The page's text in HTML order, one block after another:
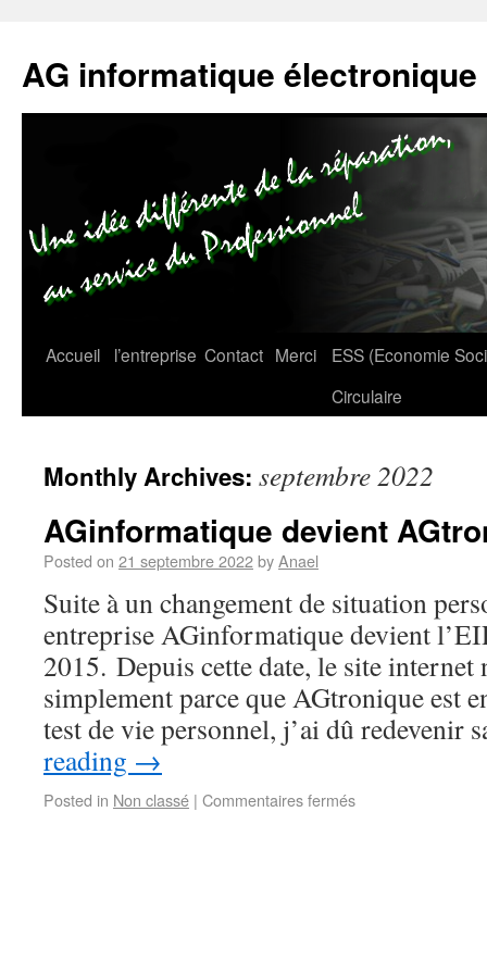
AG informatique électronique
Accueil l’entreprise Contact Merci
ESS (Economie
Circulaire
Monthly Archives: septembre 2022
AGinformatique devient
Posted on 21 septembre 2022byAnael
Suite à un changement de situation
entreprise AGinformatique devient
2015. Depuis cette date, le site internet
simplement parce que AGtronique est
test de vie personnel, j’ai dû
reading →
Posted in Non classé | Commentaires fermés